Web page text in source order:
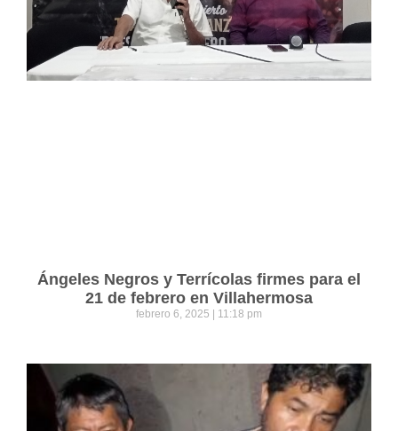
Ángeles Negros y Terrícolas firmes para el
21 de febrero en Villahermosa
febrero 6, 2025 11:18 pm